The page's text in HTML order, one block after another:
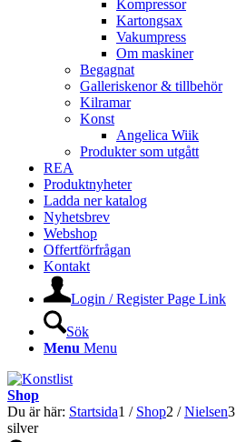
Kompressor
Kartongsax
Vakumpress
Om maskiner
Begagnat
Galleriskenor & tillbehör
Kilramar
Konst
Angelica Wiik
Produkter som utgått
REA
Produktnyheter
Ladda ner katalog
Nyhetsbrev
Webshop
Offertförfrågan
Kontakt
Login / Register Page Link
Sök
Menu Menu
Shop
Du är här: Startsida1 / Shop2 / Nielsen3
silver